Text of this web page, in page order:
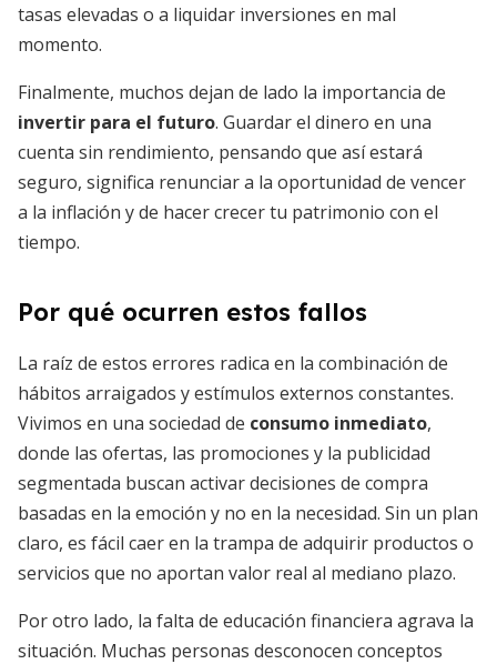
tasas elevadas o a liquidar inversiones en mal
momento.
Finalmente, muchos dejan de lado la importancia de
invertir para el futuro. Guardar el dinero en una
cuenta sin rendimiento, pensando que así estará
seguro, significa renunciar a la oportunidad de vencer
a la inflación y de hacer crecer tu patrimonio con el
tiempo.
Por qué ocurren estos fallos
La raíz de estos errores radica en la combinación de
hábitos arraigados y estímulos externos constantes.
Vivimos en una sociedad de consumo inmediato,
donde las ofertas, las promociones y la publicidad
segmentada buscan activar decisiones de compra
basadas en la emoción y no en la necesidad. Sin un plan
claro, es fácil caer en la trampa de adquirir productos o
servicios que no aportan valor real al mediano plazo.
Por otro lado, la falta de educación financiera agrava la
situación. Muchas personas desconocen conceptos